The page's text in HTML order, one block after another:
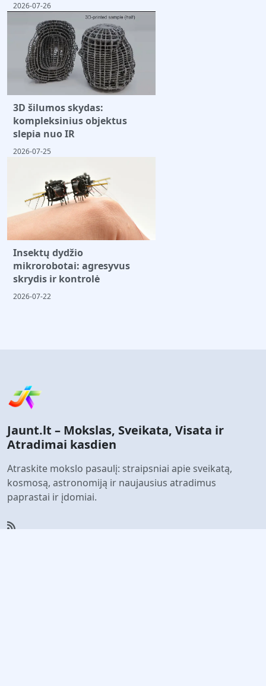
2026-07-26
3D šilumos skydas:
kompleksinius objektus
slepia nuo IR
2026-07-25
Insektų dydžio
mikrorobotai: agresyvus
skrydis ir kontrolė
2026-07-22
Jaunt.lt – Mokslas, Sveikata, Visata ir
Atradimai kasdien
Atraskite mokslo pasaulį: straipsniai apie sveikatą,
kosmosą, astronomiją ir naujausius atradimus
paprastai ir įdomiai.